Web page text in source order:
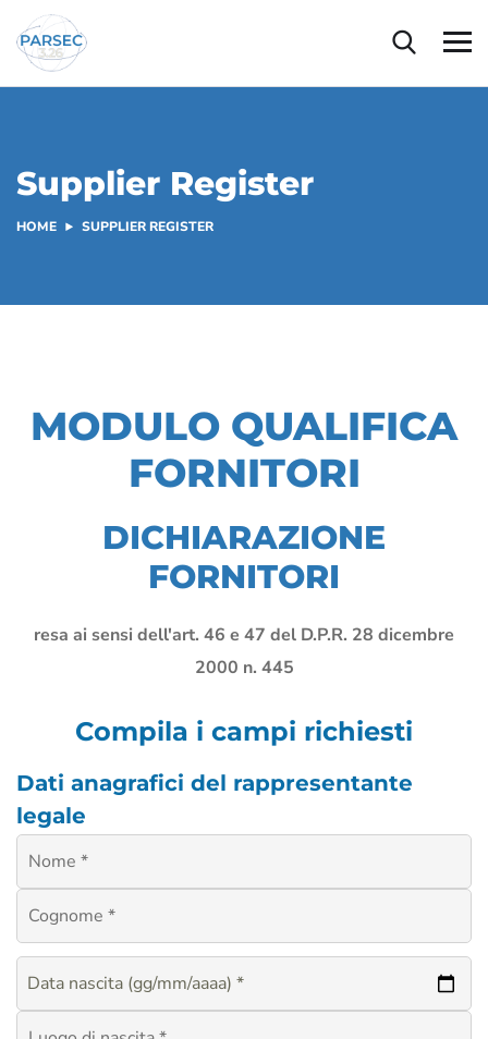
Supplier Register
HOME SUPPLIER REGISTER
MODULO QUALIFICA
FORNITORI
DICHIARAZIONE
FORNITORI
resa ai sensi dell'art. 46 e 47 del D.P.R. 28 dicembre
2000 n. 445
Compila i campi richiesti
Dati anagrafici del rappresentante
legale
Data nascita (gg/mm/aaaa) *